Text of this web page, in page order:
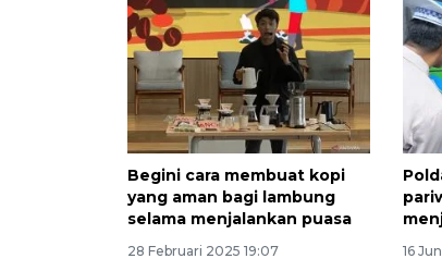
Begini cara membuat kopi
yang aman bagi lambung
selama menjalankan puasa
28 Februari 2025 19:07 16